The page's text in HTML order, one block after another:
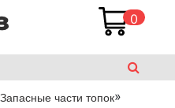
0
Запасные части топок